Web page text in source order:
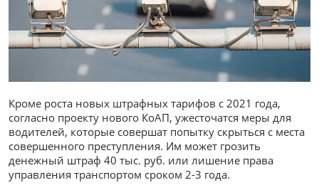
Кроме роста новых штрафных тарифов с 2021 года,
согласно проекту нового КоАП, ужесточатся меры для
водителей, которые совершат попытку скрыться с места
совершенного преступления. Им может грозить
денежный штраф 40 тыс. руб. или лишение права
управления транспортом сроком 2-3 года.